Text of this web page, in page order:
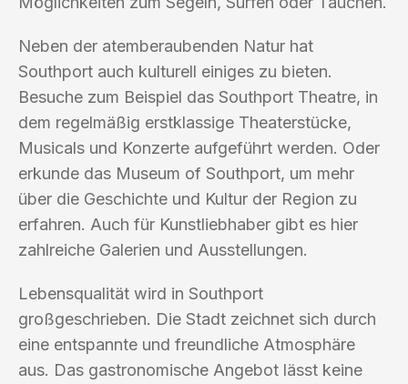
Neben der atemberaubenden Natur hat
Southport auch kulturell einiges zu bieten.
Besuche zum Beispiel das Southport Theatre, in
dem regelmäßig erstklassige Theaterstücke,
Musicals und Konzerte aufgeführt werden. Oder
erkunde das Museum of Southport, um mehr
über die Geschichte und Kultur der Region zu
erfahren. Auch für Kunstliebhaber gibt es hier
zahlreiche Galerien und Ausstellungen.
Lebensqualität wird in Southport
großgeschrieben. Die Stadt zeichnet sich durch
eine entspannte und freundliche Atmosphäre
aus. Das gastronomische Angebot lässt keine